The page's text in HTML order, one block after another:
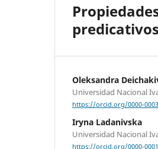
predicativos
Oleksandra
Universidad Nacional
https://orcid.org/0000-
Iryna Ladanivska
Universidad Nacional
https://orcid.org/0000-